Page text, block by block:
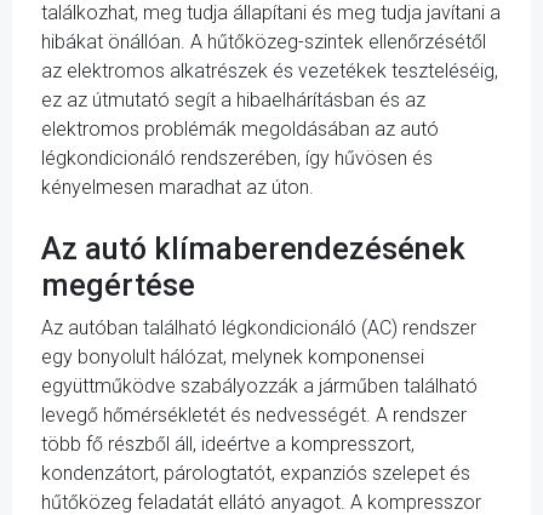
találkozhat, meg tudja állapítani és meg tudja javítani a
hibákat önállóan. A hűtőközeg-szintek ellenőrzésétől
az elektromos alkatrészek és vezetékek teszteléséig,
ez az útmutató segít a hibaelhárításban és az
elektromos problémák megoldásában az autó
légkondicionáló rendszerében, így hűvösen és
kényelmesen maradhat az úton.
Az autó klímaberendezésének
megértése
Az autóban található légkondicionáló (AC) rendszer
egy bonyolult hálózat, melynek komponensei
együttműködve szabályozzák a járműben található
levegő hőmérsékletét és nedvességét. A rendszer
több fő részből áll, ideértve a kompresszort,
kondenzátort, párologtatót, expanziós szelepet és
hűtőközeg feladatát ellátó anyagot. A kompresszor